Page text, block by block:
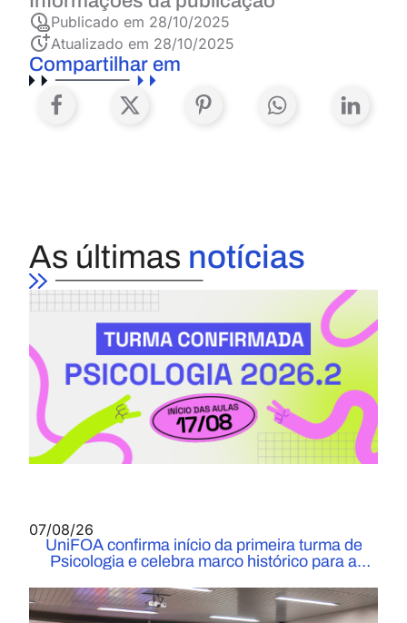
Publicado em 28/10/2025
Atualizado em 28/10/2025
Compartilhar em
As últimas notícias
07/08/26
UniFOA confirma início da primeira turma de
Psicologia e celebra marco histórico para a